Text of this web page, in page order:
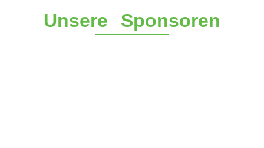
Unsere Sponsoren